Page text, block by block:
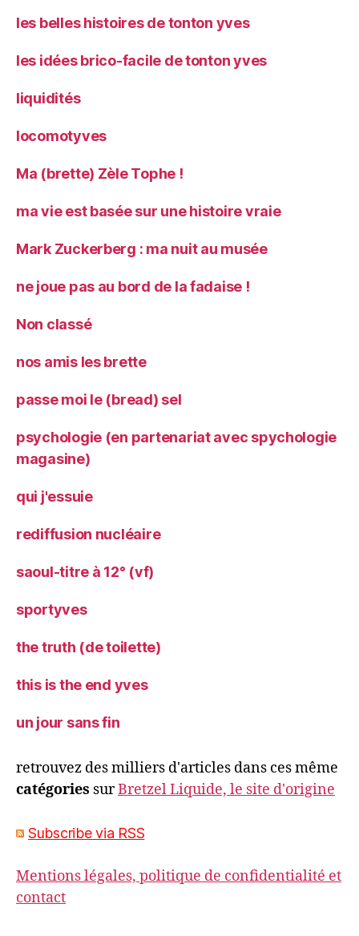
les belles histoires de tonton yves
les idées brico-facile de tonton yves
liquidités
locomotyves
Ma (brette) Zèle Tophe !
ma vie est basée sur une histoire vraie
Mark Zuckerberg : ma nuit au musée
ne joue pas au bord de la fadaise !
Non classé
nos amis les brette
passe moi le (bread) sel
psychologie (en partenariat avec spychologie
magasine)
qui j'essuie
rediffusion nucléaire
saoul-titre à 12° (vf)
sportyves
the truth (de toilette)
this is the end yves
un jour sans fin
retrouvez des milliers d'articles dans ces même
catégories surBretzel Liquide, le site d'origine
Subscribe via RSS
Mentions légales, politique de confidentialité et
contact